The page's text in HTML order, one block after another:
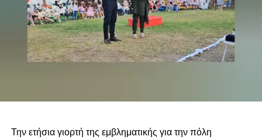
Εκτενής ήταν και η αναφορά του στον τομέα της υγείας,
και η γραμμή εξυπηρέτησης 1566 αποτελούν σημαντικά
Την ετήσια γιορτή της εμβληματικής για την πόλη